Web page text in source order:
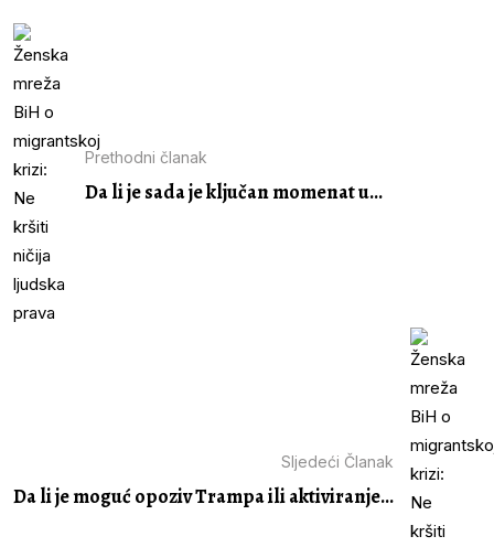
Prethodni članak
Da li je sada je ključan momenat u...
Sljedeći Članak
Da li je moguć opoziv Trampa ili aktiviranje...